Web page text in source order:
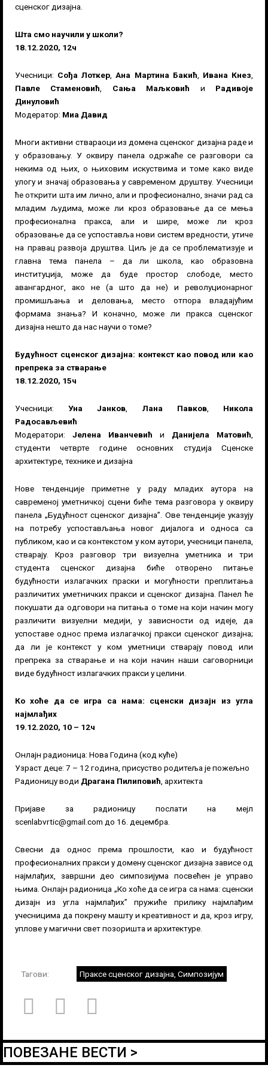
сценског дизајна.
Шта смо научили у школи?
18.12.2020, 12ч
Учесници: Сођа Лоткер ,Ана Мартина Бакић Ивана Кнез
Павле Стаменовић
Сања Маљковић и Радивоје
Динуловић
Модератор: Миа Давид
Многи активни ствараоци из домена сценског дизајна раде и
у образовању. У оквиру панела одржаће се разговори са
некима од њих, о њиховим искуствима и томе како виде
улогу и значај образовања у савременом друштву. Учесници
ће открити шта им лично, али и професионално, значи рад са
младим људима, може ли кроз образовање да се мења
професионална пракса, али и шире, може ли кроз
образовање да се успоставља нови систем вредности, утиче
на правац развоја друштва. Циљ је да се проблематизује и
главна тема панела – да ли школа, као образовна
институција, може да буде простор слободе, место
авангардног, ако не (а што да не) и револуционарног
промишљања и деловања, место отпора владајућим
формама знања? И коначно, може ли пракса сценског
дизајна нешто да нас научи о томе?
Будућност сценског дизајна: контекст као повод или као
препрека за стварање
18.12.2020, 15ч
Учесници:Уна Јанков Лана Павков, Никола
Радосављевић
Модератори: Јелена Иванчевић и Данијела Матовић
студенти четврте године основних студија Сценске
архитектуре, технике и дизајна
Нове тенденције приметне у раду младих аутора на
савременој уметничкој сцени биће тема разговора у оквиру
панела „Будућност сценског дизајна”. Ове тенденције указују
на потребу успостављања новог дијалога и односа са
публиком, као и са контекстом у ком аутори, учесници панела,
стварају. Кроз разговор три визуелна уметника и три
студента сценског дизајна биће отворено питање
будућности излагачких праски и могућности преплитања
различитих уметничких пракси и сценског дизајна. Панел ће
покушати да одговори на питања о томе на који начин могу
различити визуелни медији, у зависности од идеје, да
успоставе однос према излагачкој пракси сценског дизајна;
да ли је контекст у ком уметници стварају повод или
препрека за стварање и на који начин наши саговорници
виде будућност излагачких пракси у целини.
Ко хоће да се игра са нама: сценски дизајн из угла
најмлађих
19.12.2020, 10 – 12ч
Онлајн радионица: Нова Година (код куће)
Узраст деце: 7 – 12 година, присуство родитеља је пожељно
Радионицу води Драгана Пилиповић , архитекта
Пријаве за радионицу послати на мејл
scenlabvrtic@gmail.com до 16. децембра.
Свесни да однос према прошлости, као и будућност
професионалних пракси у домену сценског дизајна зависе од
најмлађих, завршни део симпозијума посвећен је управо
њима. Онлајн радионица „Ко хоће да се игра са нама: сценски
дизајн из угла најмлађих” пружиће прилику најмлађим
учесницима да покрену машту и креативност и да, кроз игру,
уплове у магични свет позоришта и архитектуре.
Тагови: Праксе сценског дизајна Симпозијум
ПОВЕЗАНЕ ВЕСТИ >